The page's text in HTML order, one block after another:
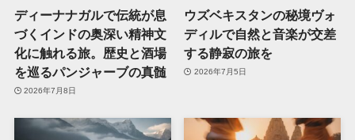
ディーナナガルで伝統が息
づくインドの奥深い精神文
化に触れる旅。歴史と酒場
を巡るパンジャーブの真髄
2026年7月8日
ウズベキスタンの秘境ヴォ
ディルで自然と音楽が交差
する静寂の旅を
2026年7月5日